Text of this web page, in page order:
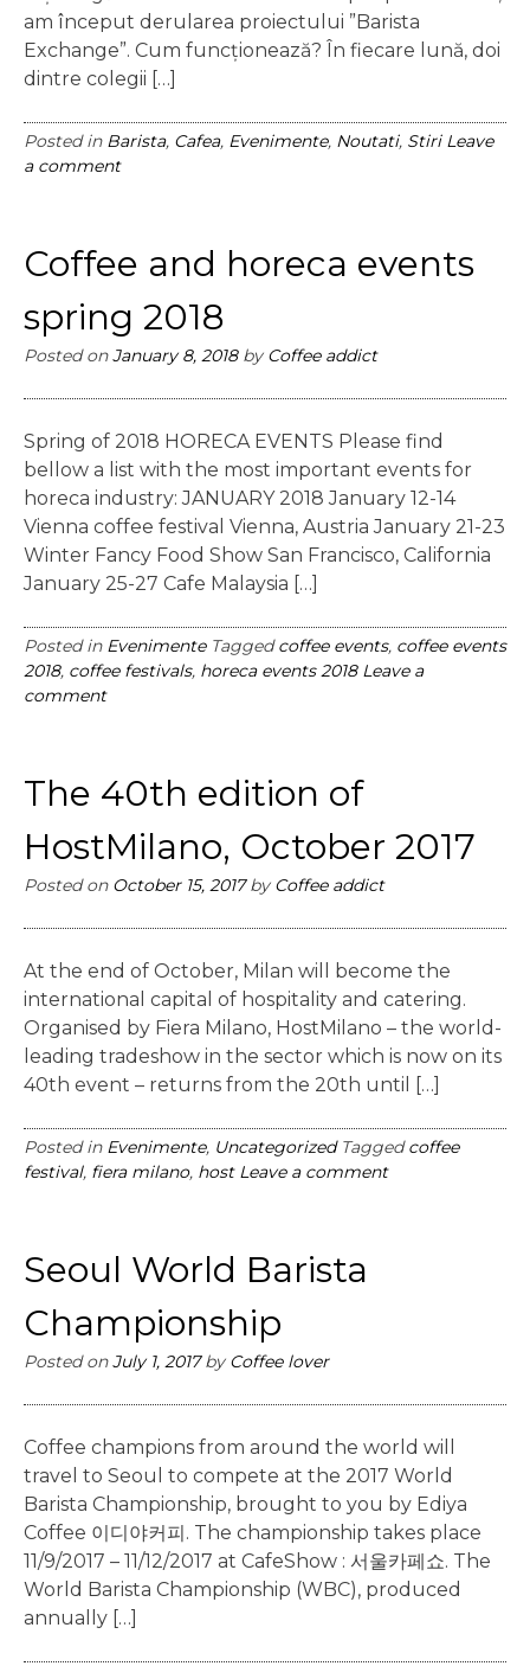
am început derularea proiectului ”Barista
Exchange”. Cum funcționează? În fiecare lună, doi
dintre colegii […]
Posted in Barista, Cafea, Evenimente, Noutati, Stiri Leave
a comment
Coffee and horeca events
spring 2018
Posted onJanuary 8, 2018by Coffee addict
Spring of 2018 HORECA EVENTS Please find
bellow a list with the most important events for
horeca industry: JANUARY 2018 January 12-14
Vienna coffee festival Vienna, Austria January 21-23
Winter Fancy Food Show San Francisco, California
January 25-27 Cafe Malaysia […]
Posted in Evenimente Taggedcoffee events, coffee events
2018, coffee festivals, horeca events 2018 Leave a
comment
The 40th edition of
HostMilano, October 2017
Posted on October 15, 2017by Coffee addict
At the end of October, Milan will become the
international capital of hospitality and catering.
Organised by Fiera Milano, HostMilano – the world-
leading tradeshow in the sector which is now on its
40th event – returns from the 20th until […]
Posted in Evenimente, Uncategorized Taggedcoffee
festival, fiera milano, host Leave a comment
Seoul World Barista
Championship
Posted onJuly 1, 2017by Coffee lover
Coffee champions from around the world will
travel to Seoul to compete at the 2017 World
Barista Championship, brought to you by Ediya
Coffee 이디야커피. The championship takes place
11/9/2017 – 11/12/2017 at CafeShow : 서울카페쇼. The
World Barista Championship (WBC), produced
annually […]